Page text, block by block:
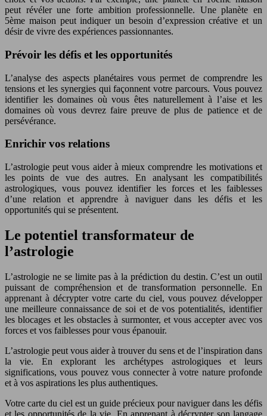
peut révéler une forte ambition professionnelle. Une planète en
5ème maison peut indiquer un besoin d’expression créative et un
désir de vivre des expériences passionnantes.
Prévoir les défis et les opportunités
L’analyse des aspects planétaires vous permet de comprendre les
tensions et les synergies qui façonnent votre parcours. Vous pouvez
identifier les domaines où vous êtes naturellement à l’aise et les
domaines où vous devrez faire preuve de plus de patience et de
persévérance.
Enrichir vos relations
L’astrologie peut vous aider à mieux comprendre les motivations et
les points de vue des autres. En analysant les compatibilités
astrologiques, vous pouvez identifier les forces et les faiblesses
d’une relation et apprendre à naviguer dans les défis et les
opportunités qui se présentent.
Le potentiel transformateur de
l’astrologie
L’astrologie ne se limite pas à la prédiction du destin. C’est un outil
puissant de compréhension et de transformation personnelle. En
apprenant à décrypter votre carte du ciel, vous pouvez développer
une meilleure connaissance de soi et de vos potentialités, identifier
les blocages et les obstacles à surmonter, et vous accepter avec vos
forces et vos faiblesses pour vous épanouir.
L’astrologie peut vous aider à trouver du sens et de l’inspiration dans
la vie. En explorant les archétypes astrologiques et leurs
significations, vous pouvez vous connecter à votre nature profonde
et à vos aspirations les plus authentiques.
Votre carte du ciel est un guide précieux pour naviguer dans les défis
et les opportunités de la vie. En apprenant à décrypter son langage